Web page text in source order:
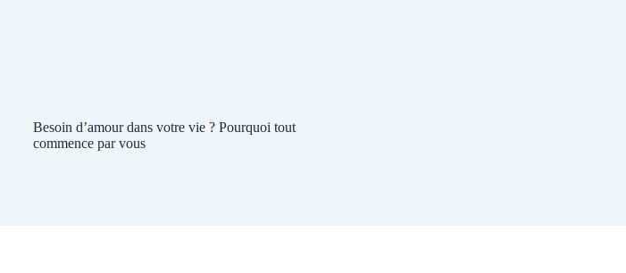
Besoin d’amour dans votre vie ? Pourquoi tout
commence par vous